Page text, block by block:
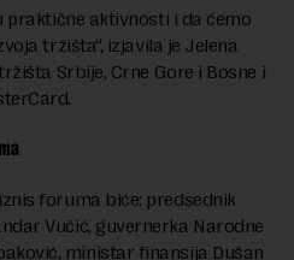
praktične aktivnosti i da ćemo
tržišta“, izjavila je Jelena
Srbije, Crne Gore i Bosne i
foruma biće: predsednik
Vučić, guvernerka Narodne
ministar finansija Dušan